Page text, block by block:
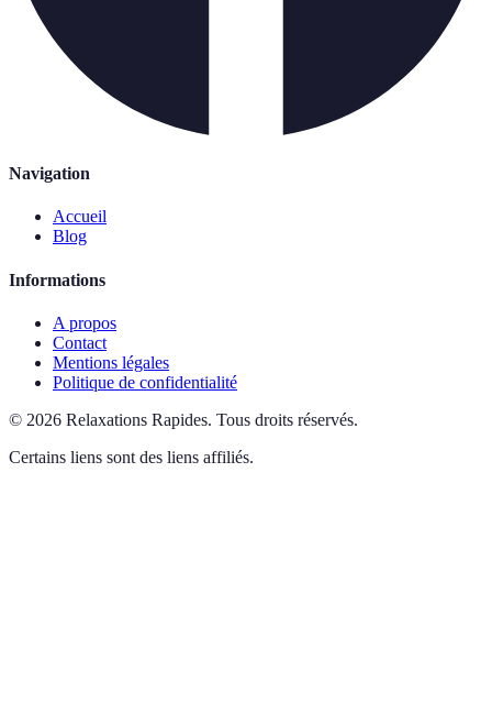
Navigation
Accueil
Blog
Informations
A propos
Contact
Mentions légales
Politique de confidentialité
© 2026 Relaxations Rapides. Tous droits réservés.
Certains liens sont des liens affiliés.